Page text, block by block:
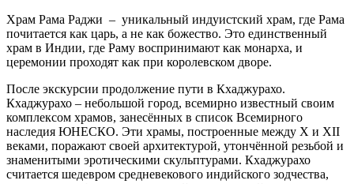
Храм Рама Раджи – уникальный индуистский храм, где Рама
почитается как царь, а не как божество. Это единственный
храм в Индии, где Раму воспринимают как монарха, и
церемонии проходят как при королевском дворе.
После экскурсии продолжение пути в Кхаджурахо.
Кхаджурахо – небольшой город, всемирно известный своим
комплексом храмов, занесённых в список Всемирного
наследия ЮНЕСКО. Эти храмы, построенные между X и XII
веками, поражают своей архитектурой, утончённой резьбой и
знаменитыми эротическими скульптурами. Кхаджурахо
считается шедевром средневекового индийского зодчества,